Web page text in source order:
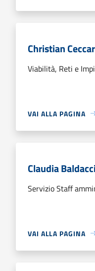
Christian
Viabilità, Reti e
VAI ALLA PAGINA
Claudia Baldacci
Servizio Staff
VAI ALLA PAGINA